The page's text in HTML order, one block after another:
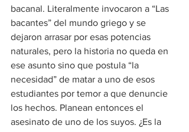
bacanal. Literalmente invocaron a “Las
bacantes” del mundo griego y se
dejaron arrasar por esas potencias
naturales, pero la historia no queda en
ese asunto sino que postula “la
necesidad” de matar a uno de esos
estudiantes por temor a que denuncie
los hechos. Planean entonces el
asesinato de uno de los suyos. ¿Es la